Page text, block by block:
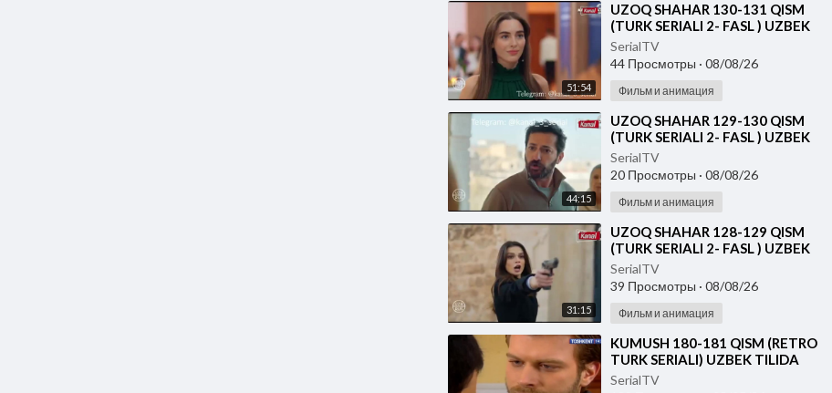
51:54
⁣UZOQ SHAHAR 130-131 QISM
(TURK SERIALI 2- FASL ) UZBEK
TILIDA
SerialTV
44 Просмотры · 08/08/26
Фильм и анимация
44:15
⁣UZOQ SHAHAR 129-130 QISM
(TURK SERIALI 2- FASL ) UZBEK
TILIDA
SerialTV
20 Просмотры · 08/08/26
Фильм и анимация
31:15
⁣UZOQ SHAHAR 128-129 QISM
(TURK SERIALI 2- FASL ) UZBEK
TILIDA
SerialTV
39 Просмотры · 08/08/26
Фильм и анимация
⁣KUMUSH 180-181 QISM (RETRO
TURK SERIALI) UZBEK TILIDA
SerialTV